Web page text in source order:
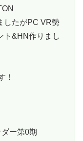
したがPC VR勢
ト&HN作りまし
！
ー第0期